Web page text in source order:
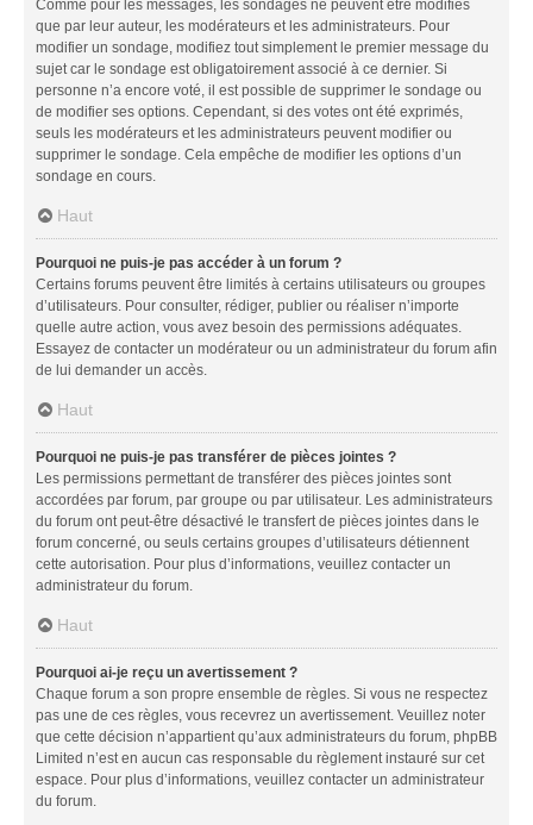
Comme pour les messages, les sondages ne peuvent être modifiés
que par leur auteur, les modérateurs et les administrateurs. Pour
modifier un sondage, modifiez tout simplement le premier message du
sujet car le sondage est obligatoirement associé à ce dernier. Si
personne n’a encore voté, il est possible de supprimer le sondage ou
de modifier ses options. Cependant, si des votes ont été exprimés,
seuls les modérateurs et les administrateurs peuvent modifier ou
supprimer le sondage. Cela empêche de modifier les options d’un
sondage en cours.
Haut
Pourquoi ne puis-je pas accéder à un forum ?
Certains forums peuvent être limités à certains utilisateurs ou groupes
d’utilisateurs. Pour consulter, rédiger, publier ou réaliser n’importe
quelle autre action, vous avez besoin des permissions adéquates.
Essayez de contacter un modérateur ou un administrateur du forum afin
de lui demander un accès.
Haut
Pourquoi ne puis-je pas transférer de pièces jointes ?
Les permissions permettant de transférer des pièces jointes sont
accordées par forum, par groupe ou par utilisateur. Les administrateurs
du forum ont peut-être désactivé le transfert de pièces jointes dans le
forum concerné, ou seuls certains groupes d’utilisateurs détiennent
cette autorisation. Pour plus d’informations, veuillez contacter un
administrateur du forum.
Haut
Pourquoi ai-je reçu un avertissement ?
Chaque forum a son propre ensemble de règles. Si vous ne respectez
pas une de ces règles, vous recevrez un avertissement. Veuillez noter
que cette décision n’appartient qu’aux administrateurs du forum, phpBB
Limited n’est en aucun cas responsable du règlement instauré sur cet
espace. Pour plus d’informations, veuillez contacter un administrateur
du forum.